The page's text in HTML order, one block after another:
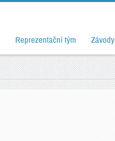
Reprezentační tým Závody